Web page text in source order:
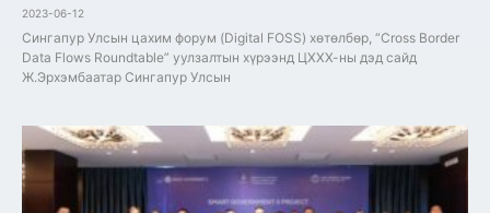
2023-06-12
Сингапур Улсын цахим форум (Digital FOSS) хөтөлбөр, “Cross Border
Data Flows Roundtable” уулзалтын хүрээнд ЦХХХ-ны дэд сайд
Ж.Эрхэмбаатар Сингапур Улсын